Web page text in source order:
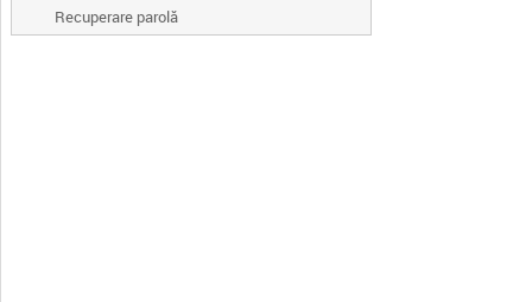
Recuperare parolă